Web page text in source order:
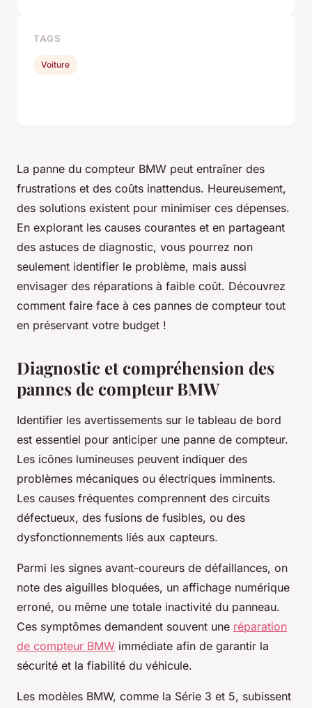
La panne du compteur BMW peut entraîner des
frustrations et des coûts inattendus. Heureusement,
des solutions existent pour minimiser ces dépenses.
En explorant les causes courantes et en partageant
des astuces de diagnostic, vous pourrez non
seulement identifier le problème, mais aussi
envisager des réparations à faible coût. Découvrez
comment faire face à ces pannes de compteur tout
en préservant votre budget !
Diagnostic et compréhension des
pannes de compteur BMW
Identifier les avertissements sur le tableau de bord
est essentiel pour anticiper une panne de compteur.
Les icônes lumineuses peuvent indiquer des
problèmes mécaniques ou électriques imminents.
Les causes fréquentes comprennent des circuits
défectueux, des fusions de fusibles, ou des
dysfonctionnements liés aux capteurs.
Parmi les signes avant-coureurs de défaillances, on
note des aiguilles bloquées, un affichage numérique
erroné, ou même une totale inactivité du panneau.
Ces symptômes demandent souvent une réparation
de compteur BMW immédiate afin de garantir la
sécurité et la fiabilité du véhicule.
Les modèles BMW, comme la Série 3 et 5, subissent
TAGS
Voiture